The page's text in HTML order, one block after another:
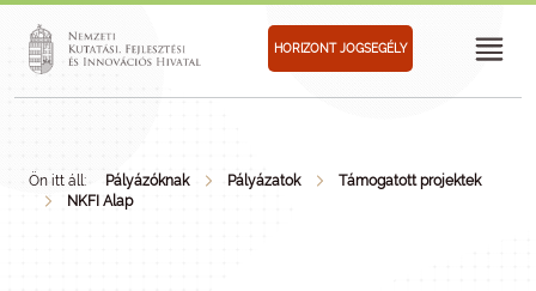
HORIZONT JOGSEGÉLY
Ön itt áll: Pályázóknak Pályázatok
Támogatott projektek
NKFI Alap